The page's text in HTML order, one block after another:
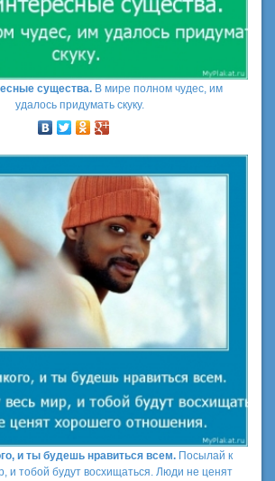
существа. В мире полном чудес, им
удалось придумать скуку.
и ты будешь нравиться всем. Посылай к
и тобой будут восхищаться. Люди не ценят